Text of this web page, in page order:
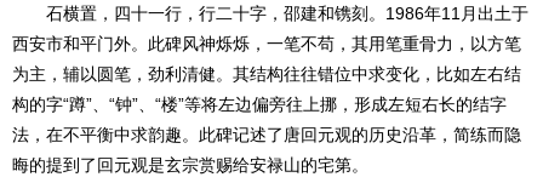
石横置，四十一行，行二十字，邵建和镌刻。1986年11月出土于
西安市和平门外。此碑风神烁烁，一笔不苟，其用笔重骨力，以方笔
为主，辅以圆笔，劲利清健。其结构往往错位中求变化，比如左右结
构的字“蹲”、“钟”、“楼”等将左边偏旁往上挪，形成左短右长的结字
法，在不平衡中求韵趣。此碑记述了唐回元观的历史沿革，简练而隐
晦的提到了回元观是玄宗赏赐给安禄山的宅第。